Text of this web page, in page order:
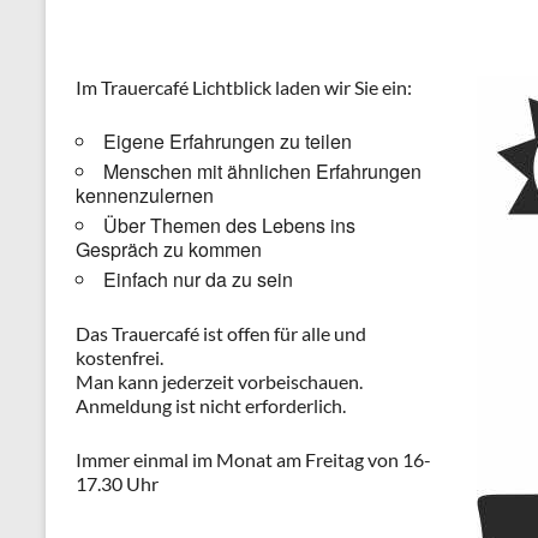
Im Trauercafé Lichtblick laden wir Sie ein:
Eigene Erfahrungen zu teilen
Menschen mit ähnlichen Erfahrungen
kennenzulernen
Über Themen des Lebens ins
Gespräch zu kommen
Einfach nur da zu sein
Das Trauercafé ist offen für alle und
kostenfrei.
Man kann jederzeit vorbeischauen.
Anmeldung ist nicht erforderlich.
Immer einmal im Monat am Freitag von 16-
17.30 Uhr